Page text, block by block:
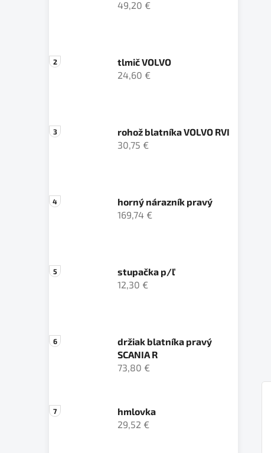
49,20 €
tlmič VOLVO
24,60 €
rohož blatníka VOLVO RVI
30,75 €
horný nárazník pravý
169,74 €
stupačka p/ľ
12,30 €
držiak blatníka pravý
SCANIA R
73,80 €
hmlovka
29,52 €